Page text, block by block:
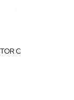
C